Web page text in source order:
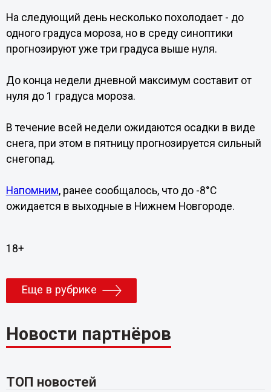
На следующий день несколько похолодает - до
одного градуса мороза, но в среду синоптики
прогнозируют уже три градуса выше нуля.
До конца недели дневной максимум составит от
нуля до 1 градуса мороза.
В течение всей недели ожидаются осадки в виде
снега, при этом в пятницу прогнозируется сильный
снегопад.
Напомним, ранее сообщалось, что до -8°С
ожидается в выходные в Нижнем Новгороде.
18+
Еще в рубрике
Новости партнёров
ТОП новостей